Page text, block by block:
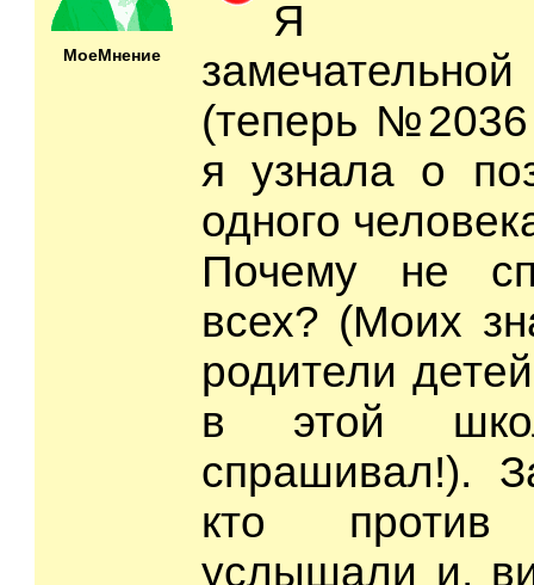
МоеМнение
Я
(теперь
я узнала о
одного
Почему не
всех? (Моих
родители
в этой
спрашивал!).
кто
услышали и,